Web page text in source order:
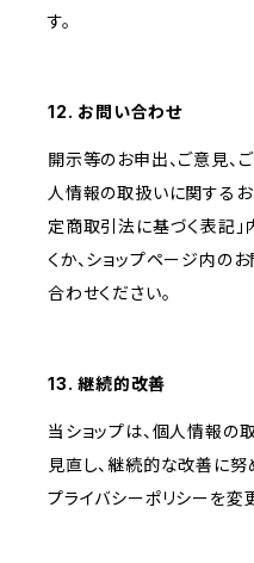
す。
12. お問い合わせ
開示等のお申出、ご意見、
人情報の取扱いに関するお
定商取引法に基づく表記
くか、ショップページ内の
合わせください。
13. 継続的改善
当ショップは、個人情報
見直し、継続的な改善に努
プライバシーポリシーを変